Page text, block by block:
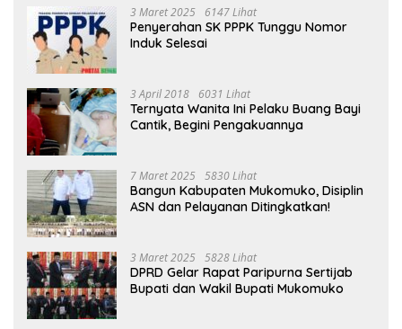
3 Maret 2025 6147 Lihat
Penyerahan SK PPPK Tunggu Nomor
Induk Selesai
3 April 2018 6031 Lihat
Ternyata Wanita Ini Pelaku Buang Bayi
Cantik, Begini Pengakuannya
7 Maret 2025 5830 Lihat
Bangun Kabupaten Mukomuko, Disiplin
ASN dan Pelayanan Ditingkatkan!
3 Maret 2025 5828 Lihat
DPRD Gelar Rapat Paripurna Sertijab
Bupati dan Wakil Bupati Mukomuko